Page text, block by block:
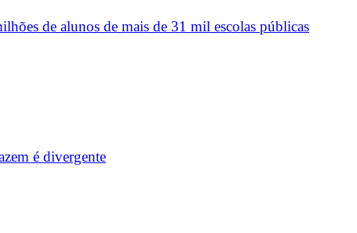
de alunos de mais de 31 mil escolas públicas
é divergente